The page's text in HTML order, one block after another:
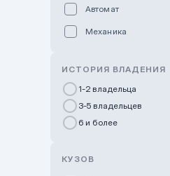
GWM Nurly Zhol
Chery Astana
Автомат
Механика
ИСТОРИЯ ВЛАДЕНИЯ
1-2 владельца
3-5 владельцев
6 и более
КУЗОВ